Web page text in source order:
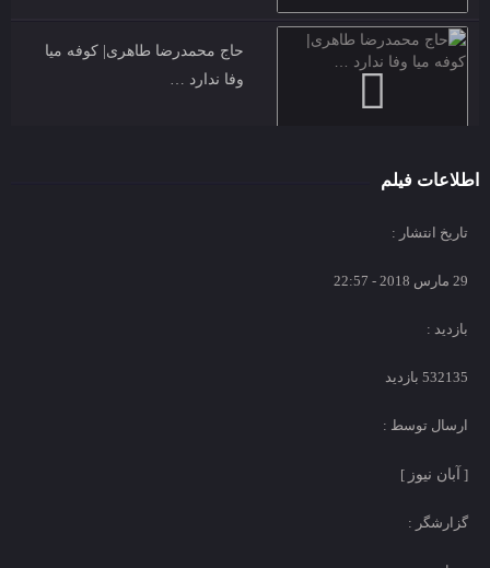
حاج محمدرضا طاهری| کوفه میا
وفا ندارد …
اطلاعات فیلم
تاریخ انتشار :
29 مارس 2018 - 22:57
بازدید :
532135 بازدید
ارسال توسط :
[ آبان نیوز ]
گزارشگر :